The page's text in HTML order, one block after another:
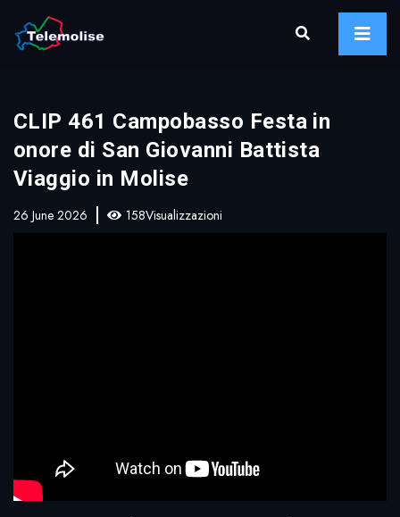
CLIP 461 Campobasso Festa in
onore di San Giovanni Battista
Viaggio in Molise
26 June 2026 158Visualizzazioni